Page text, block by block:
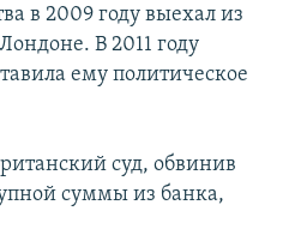
в 2009 году выехал из
В 2011 году
ему политическое
суд, обвинив
суммы из банка,